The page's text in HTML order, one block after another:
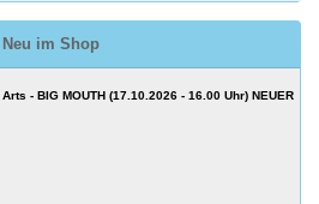
Neu im Shop
- BIG MOUTH (17.10.2026 - 16.00 Uhr) NEUER